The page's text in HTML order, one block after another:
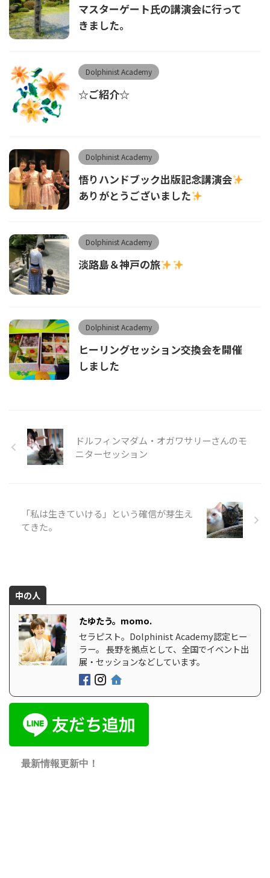
マスターゲート氏の講演会に行って
きました。
Dolphinist Academy
☆ご紹介☆
Dolphinist Academy
悟りハンドブック出版記念講演会
ありがとうございました
Dolphinist Academy
淡路島＆神戸の旅
Dolphinist Academy
ヒーリングセッション交換会を開催
しました
ドルフィンマダム・オガワサリーさんのモ
ニターセッション
「私は生きていける」という確信が芽生え
てきた。
中の人
たゆたう。momo.
セラピスト。Dolphinist Academy認定ヒー
ラー。 長野を拠点として、全国でイベント出
展・セッションなどしています。
最新情報更新中！